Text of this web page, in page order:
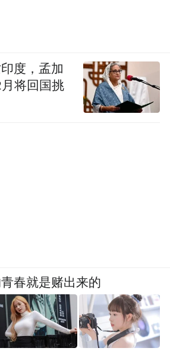
度，孟加
将回国挑
春就是赌出来的